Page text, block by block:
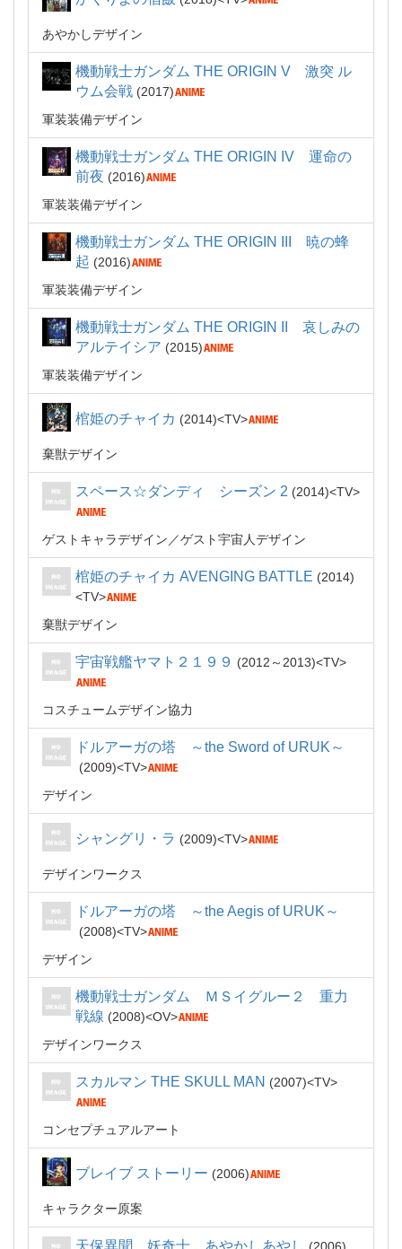
あやかしデザイン
機動戦士ガンダム THE ORIGIN V 激突 ル
ウム会戦
2017
軍装装備デザイン
機動戦士ガンダム THE ORIGIN IV 運命の
前夜
2016
軍装装備デザイン
機動戦士ガンダム THE ORIGIN III 暁の蜂
起
2016
軍装装備デザイン
機動戦士ガンダム THE ORIGIN II 哀しみの
アルテイシア
2015
軍装装備デザイン
棺姫のチャイカ 2014 TV
棄獣デザイン
スペース☆ダンディ シーズン 2 2014 TV
ゲストキャラデザイン ゲスト宇宙人デザイン
棺姫のチャイカ AVENGING BATTLE
2014
TV
棄獣デザイン
宇宙戦艦ヤマト２１９９ 2012～2013 TV
コスチュームデザイン協力
ドルアーガの塔 ～the Sword of URUK～
2009
TV
デザイン
シャングリ・ラ 2009 TV
デザインワークス
ドルアーガの塔 ～the Aegis of URUK～
2008
TV
デザイン
機動戦士ガンダム ＭＳイグルー２ 重力
戦線
2008
OV
デザインワークス
スカルマン THE SKULL MAN 2007 TV
コンセプチュアルアート
ブレイブ ストーリー 2006
キャラクター原案
天保異聞 妖奇士 あやかしあやし